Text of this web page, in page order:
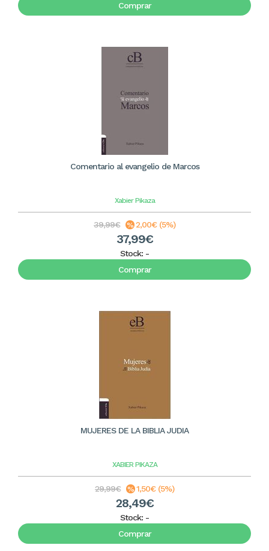
Comprar
Comentario al evangelio de Marcos
Xabier Pikaza
39,99€ 2,00€ (5%)
37,99€
Stock: -
Comprar
MUJERES DE LA BIBLIA JUDIA
XABIER PIKAZA
29,99€ 1,50€ (5%)
28,49€
Stock: -
Comprar